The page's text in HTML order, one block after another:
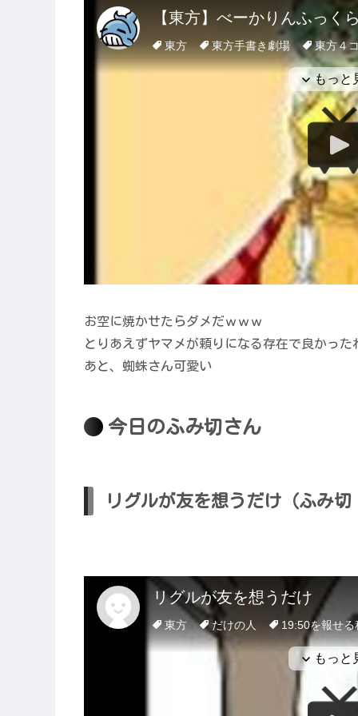
お空に焼かせたらダメだｗｗｗ
とりあえずヤマメが頼りになる存在で良かった
あと、蜘蛛さん可愛い
今日のふみ切さん
リグルが友を想うだけ（ふみ